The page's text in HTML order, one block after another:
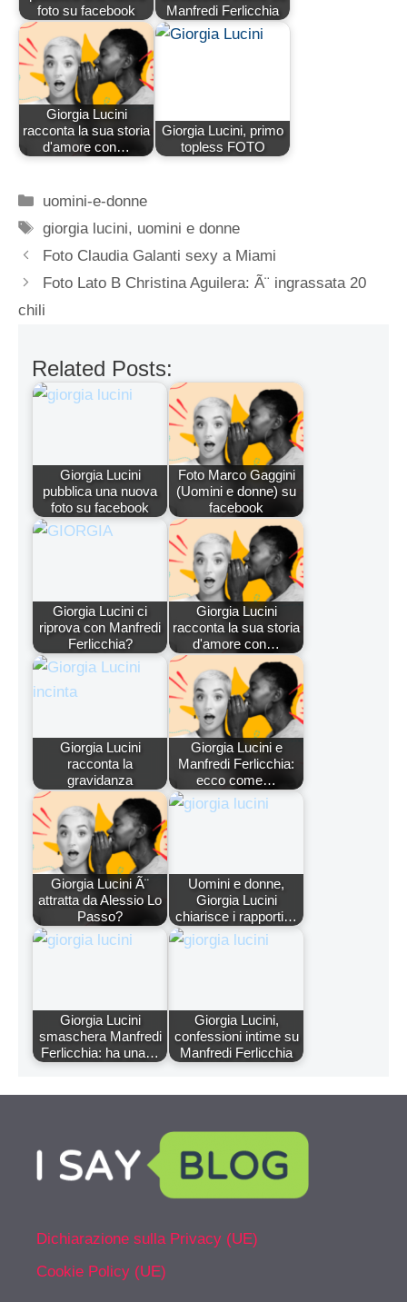
foto su facebook
Manfredi Ferlicchia
Giorgia Lucini
racconta la sua storia
d'amore con…
Giorgia Lucini, primo
topless FOTO
Categorie
uomini-e-donne
Tag
giorgia lucini, uomini e donne
Foto Claudia Galanti sexy a Miami
Foto Lato B Christina Aguilera: Ã¨ ingrassata 20
chili
Related Posts:
Giorgia Lucini
pubblica una nuova
foto su facebook
Foto Marco Gaggini
(Uomini e donne) su
facebook
Giorgia Lucini ci
riprova con Manfredi
Ferlicchia?
Giorgia Lucini
racconta la sua storia
d'amore con…
Giorgia Lucini
racconta la
gravidanza
Giorgia Lucini e
Manfredi Ferlicchia:
ecco come…
Giorgia Lucini Ã¨
attratta da Alessio Lo
Passo?
Uomini e donne,
Giorgia Lucini
chiarisce i rapporti…
Giorgia Lucini
smaschera Manfredi
Ferlicchia: ha una…
Giorgia Lucini,
confessioni intime su
Manfredi Ferlicchia
Dichiarazione sulla Privacy (UE)
Cookie Policy (UE)